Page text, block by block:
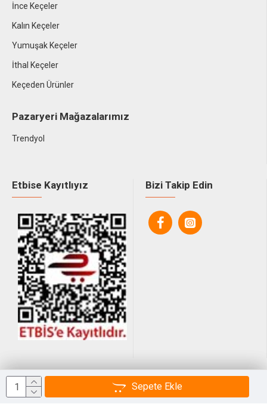
Sepete Ekle
İnce Keçeler
Kalın Keçeler
Yumuşak Keçeler
İthal Keçeler
Keçeden Ürünler
Pazaryeri Mağazalarımız
Trendyol
Etbise Kayıtlıyız Bizi Takip Edin
© 2025, Tüm Hakları Saklıdır.